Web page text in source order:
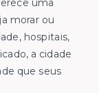
morar ou
hospitais,
a cidade
que seus